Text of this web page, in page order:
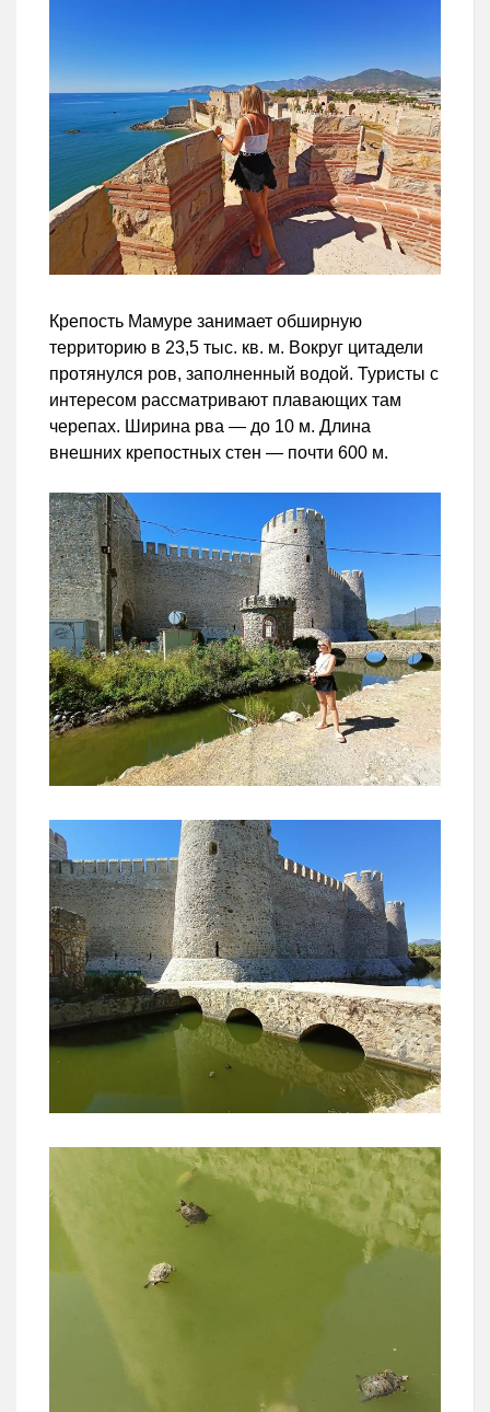
Крепость Мамуре занимает обширную
территорию в 23,5 тыс. кв. м. Вокруг цитадели
протянулся ров, заполненный водой. Туристы с
интересом рассматривают плавающих там
черепах. Ширина рва — до 10 м. Длина
внешних крепостных стен — почти 600 м.